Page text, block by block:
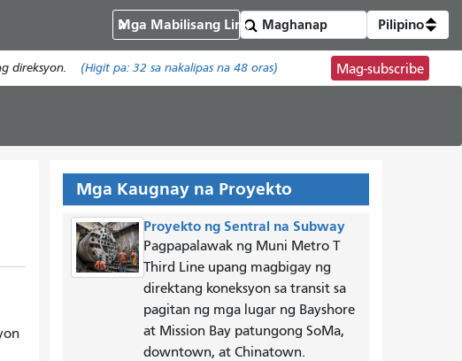
Mga Mabilisang Link Pilipino
direksyon. (Higit pa:32 sa nakalipas na 48 oras) Mag-subscribe
Mga Kaugnay na Proyekto
Proyekto ng Sentral na Subway
Pagpapalawak ng Muni Metro T
Third Line upang magbigay ng
direktang koneksyon sa transit sa
pagitan ng mga lugar ng Bayshore
at Mission Bay patungong SoMa,
downtown, at Chinatown.